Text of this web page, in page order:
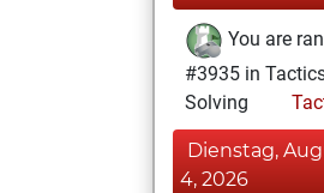
You are
#3935 in
Solving
Dienstag,
4, 2026